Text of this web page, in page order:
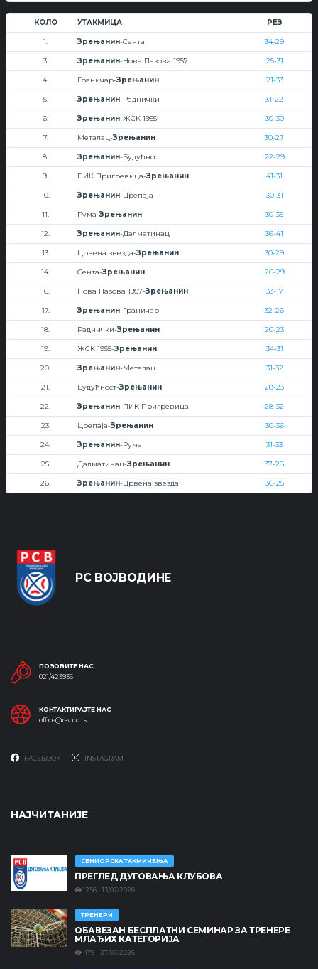
КОЛО УТАКМИЦА РЕЗ
1. Зрењанин-Сента 34-29
3. Зрењанин-Нова Пазова 1957 25-31
4. Граничар-Зрењанин 21-33
5. Зрењанин-Раднички 31-22
6. Зрењанин-ЖСК 1955 30-30
7. Металац-Зрењанин 30-27
8. Зрењанин-Будућност 22-29
9. ПИК Пригревица-Зрењанин 41-31
10. Зрењанин-Црепаја 30-31
11. Рума-Зрењанин 30-35
12. Зрењанин-Далматинац 36-41
13. Црвена звезда-Зрењанин 30-29
14. Сента-Зрењанин 26-29
16. Нова Пазова 1957-Зрењанин 33-17
17. Зрењанин-Граничар 32-26
18. Раднички-Зрењанин 20-23
19. ЖСК 1955-Зрењанин 34-31
20. Зрењанин-Металац 31-32
21. Будућност-Зрењанин 28-23
22. Зрењанин-ПИК Пригревица 28-32
23. Црепаја-Зрењанин 30-36
24. Зрењанин-Рума 31-33
25. Далматинац-Зрењанин 37-28
26. Зрењанин-Црвена звезда 36-25
РС ВОЈВОДИНЕ
ПОЗОВИТЕ НАС
021/423936
КОНТАКТИРАЈТЕ НАС
office@rsv.co.rs
FACEBOOK INSTAGRAM
НАЈЧИТАНИЈЕ
СЕНИОРСКА ТАКМИЧЕЊА
ПРЕГЛЕД ДУГОВАЊА КЛУБОВА
1256 13/07/2026
ТРЕНЕРИ
ОБАВЕЗАН БЕСПЛАТНИ СЕМИНАР ЗА ТРЕНЕРЕ
МЛАЂИХ КАТЕГОРИЈА
479 27/07/2026